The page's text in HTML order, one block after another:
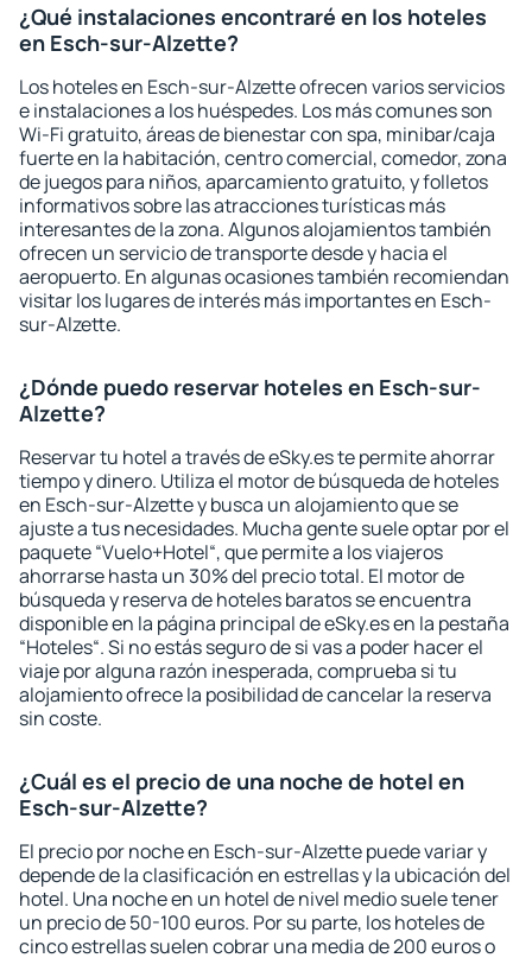
¿Qué instalaciones encontraré en los hoteles
en Esch-sur-Alzette?
Los hoteles en Esch-sur-Alzette ofrecen varios servicios
e instalaciones a los huéspedes. Los más comunes son
Wi-Fi gratuito, áreas de bienestar con spa, minibar/caja
fuerte en la habitación, centro comercial, comedor, zona
de juegos para niños, aparcamiento gratuito, y folletos
informativos sobre las atracciones turísticas más
interesantes de la zona. Algunos alojamientos también
ofrecen un servicio de transporte desde y hacia el
aeropuerto. En algunas ocasiones también recomiendan
visitar los lugares de interés más importantes en Esch-
sur-Alzette.
¿Dónde puedo reservar hoteles en Esch-sur-
Alzette?
Reservar tu hotel a través de eSky.es te permite ahorrar
tiempo y dinero. Utiliza el motor de búsqueda de hoteles
en Esch-sur-Alzette y busca un alojamiento que se
ajuste a tus necesidades. Mucha gente suele optar por el
paquete “Vuelo+Hotel“, que permite a los viajeros
ahorrarse hasta un 30% del precio total. El motor de
búsqueda y reserva de hoteles baratos se encuentra
disponible en la página principal de eSky.es en la pestaña
“Hoteles“. Si no estás seguro de si vas a poder hacer el
viaje por alguna razón inesperada, comprueba si tu
alojamiento ofrece la posibilidad de cancelar la reserva
sin coste.
¿Cuál es el precio de una noche de hotel en
Esch-sur-Alzette?
El precio por noche en Esch-sur-Alzette puede variar y
depende de la clasificación en estrellas y la ubicación del
hotel. Una noche en un hotel de nivel medio suele tener
un precio de 50-100 euros. Por su parte, los hoteles de
cinco estrellas suelen cobrar una media de 200 euros o